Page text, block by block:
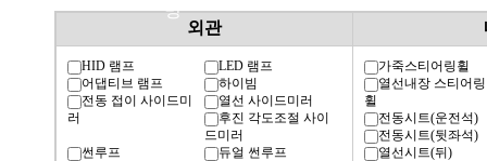
명
외관
HID 램프
LED 램프
어댑티브 램프
하이빔
전동 접이 사이드미
러
열선 사이드미러
후진 각도조절 사이
드미러
썬루프
듀얼 썬루프
가죽스티어링휠
열선내장 스티어링
휠
전동시트(운전석)
전동시트(뒷좌석)
열선시트(뒤)